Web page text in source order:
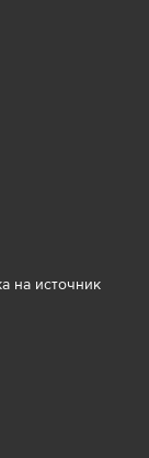
на источник